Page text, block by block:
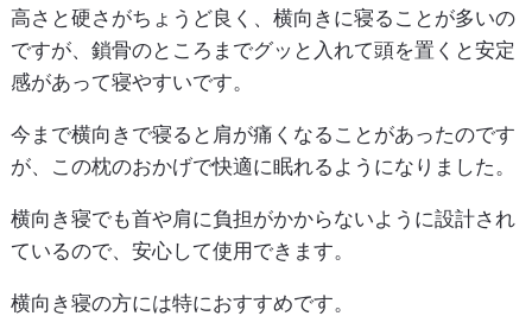
高さと硬さがちょうど良く、横向きに寝ることが多いの
ですが、鎖骨のところまでグッと入れて頭を置くと安定
感があって寝やすいです。
今まで横向きで寝ると肩が痛くなることがあったのです
が、この枕のおかげで快適に眠れるようになりました。
横向き寝でも首や肩に負担がかからないように設計され
ているので、安心して使用できます。
横向き寝の方には特におすすめです。